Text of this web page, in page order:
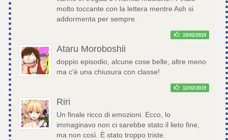
molto toccante con la lettera mentre Ash si
addormenta per sempre.
15/02/2019
Ataru Moroboshii
doppio episodio, alcune cose belle, altre meno
ma c'è una chiusura con classe!
12/02/2019
Riri
Un finale ricco di emozioni. Ecco, lo
immaginavo non ci sarebbe stato il lieto fine,
ma non così. È stato troppo triste.